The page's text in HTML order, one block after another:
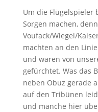
Um die Flügelspieler
Sorgen machen,
Voufack/Wiegel/
machten an den
und waren von
gefürchtet. Was das
neben Obuz gerade
auf den Tribünen
und manche hier